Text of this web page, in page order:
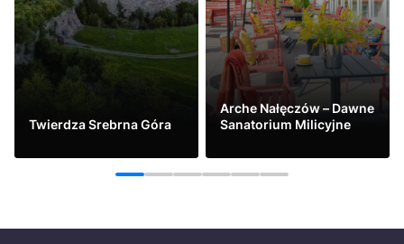
Twierdza Srebrna Góra
Zobacz
Arche Nałęczów – Dawne
Sanatorium Milicyjne
Zobacz
1 2 3 4 5 6